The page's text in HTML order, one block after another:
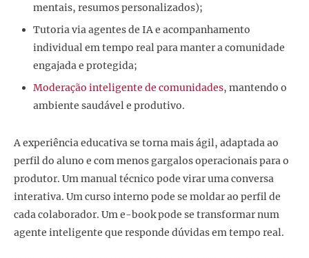
mentais, resumos personalizados);
Tutoria via agentes de IA e acompanhamento
individual em tempo real para manter a comunidade
engajada e protegida;
Moderação inteligente de comunidades, mantendo o
ambiente saudável e produtivo.
A experiência educativa se torna mais ágil, adaptada ao
perfil do aluno e com menos gargalos operacionais para o
produtor. Um manual técnico pode virar uma conversa
interativa. Um curso interno pode se moldar ao perfil de
cada colaborador. Um e-book pode se transformar num
agente inteligente que responde dúvidas em tempo real.